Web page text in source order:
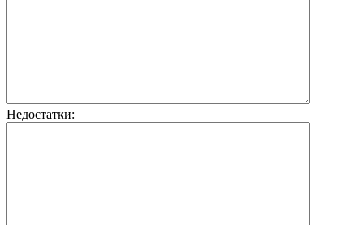
Недостатки: